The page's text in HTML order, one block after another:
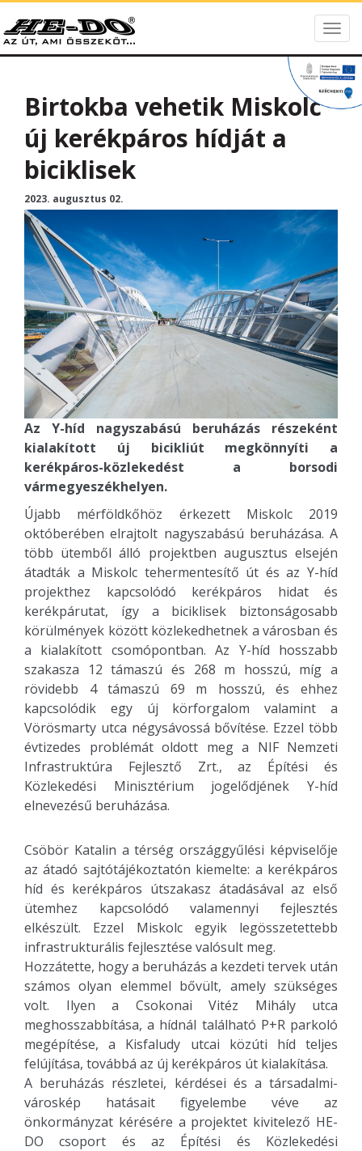
Birtokba vehetik Miskolc
új kerékpáros hídját a
biciklisek
2023. augusztus 02.
Az Y-híd nagyszabású beruházás részeként
kialakított új bicikliút megkönnyíti a
kerékpáros-közlekedést a borsodi
vármegyeszékhelyen.
Újabb mérföldkőhöz érkezett Miskolc 2019
októberében elrajtolt nagyszabású beruházása. A
több ütemből álló projektben augusztus elsején
átadták a Miskolc tehermentesítő út és az Y-híd
projekthez kapcsolódó kerékpáros hidat és
kerékpárutat, így a biciklisek biztonságosabb
körülmények között közlekedhetnek a városban és
a kialakított csomópontban. Az Y-híd hosszabb
szakasza 12 támaszú és 268 m hosszú, míg a
rövidebb 4 támaszú 69 m hosszú, és ehhez
kapcsolódik egy új körforgalom valamint a
Vörösmarty utca négysávossá bővítése. Ezzel több
évtizedes problémát oldott meg a NIF Nemzeti
Infrastruktúra Fejlesztő Zrt., az Építési és
Közlekedési Minisztérium jogelődjének Y-híd
elnevezésű beruházása.
Csöbör Katalin a térség országgyűlési képviselője
az átadó sajtótájékoztatón kiemelte: a kerékpáros
híd és kerékpáros útszakasz átadásával az első
ütemhez kapcsolódó valamennyi fejlesztés
elkészült. Ezzel Miskolc egyik legösszetettebb
infrastrukturális fejlesztése valósult meg.
Hozzátette, hogy a beruházás a kezdeti tervek után
számos olyan elemmel bővült, amely szükséges
volt. Ilyen a Csokonai Vitéz Mihály utca
meghosszabbítása, a hídnál található P+R parkoló
megépítése, a Kisfaludy utcai közúti híd teljes
felújítása, továbbá az új kerékpáros út kialakítása.
A beruházás részletei, kérdései és a társadalmi-
városkép hatásait figyelembe véve az
önkormányzat kérésére a projektet kivitelező HE-
DO csoport és az Építési és Közlekedési